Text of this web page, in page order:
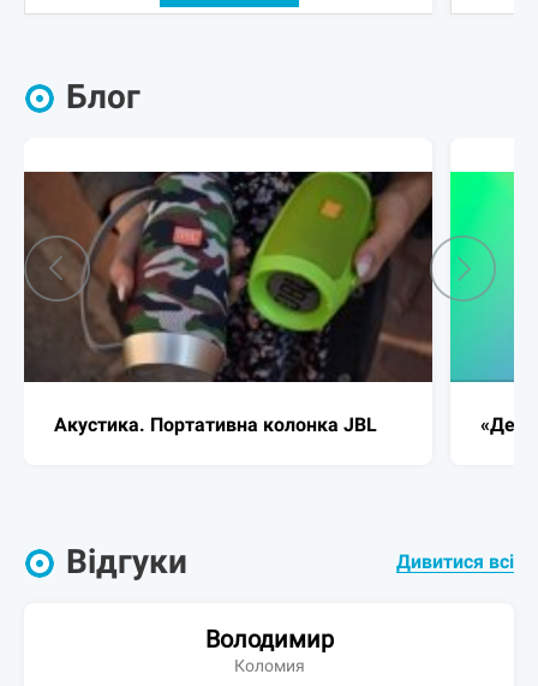
Блог
«Держава у смартфоні»
Відгуки Дивитися всі
Володимир
Коломия